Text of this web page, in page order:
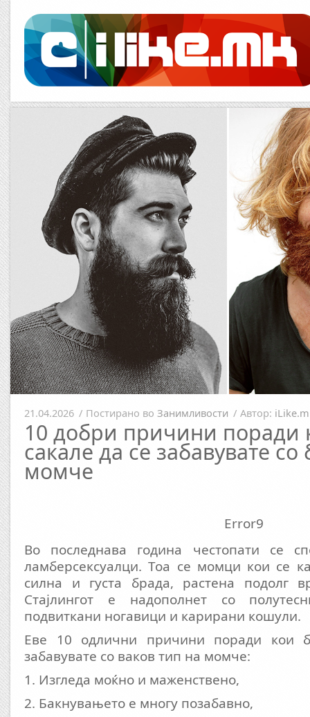
21.04.2026 / Постирано во Занимливости / Автор:
10 добри причини поради
сакале да се забавувате со
момче
Error9
Во последнава година честопати се
ламберсексуалци. Тоа се момци кои се
силна и густа брада, растена подолг
Стајлингот е надополнет со
подвиткани ногавици и карирани кошули.
Еве 10 одлични причини поради кои
забавувате со ваков тип на момче:
1. Изгледа моќно и маженствено,
2. Бакнувањето е многу позабавно,